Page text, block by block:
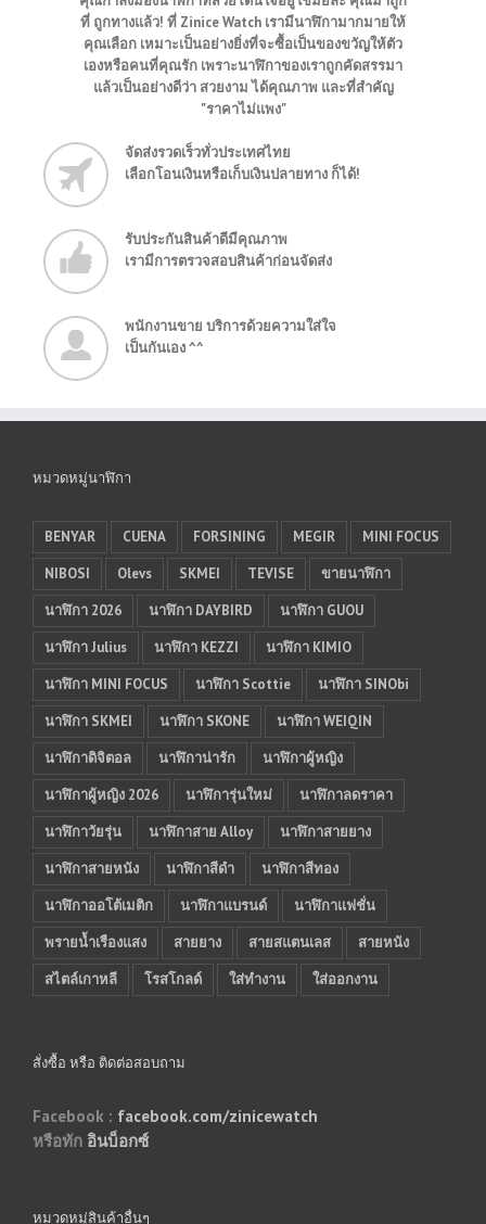
ที่ ถูกทางแล้ว! ที่ Zinice Watch เรามีนาฬิกามากมายให้
คุณเลือก เหมาะเป็นอย่างยิ่งที่จะซื้อเป็นของขวัญให้ตัว
เองหรือคนที่คุณรัก เพราะนาฬิกาของเราถูกคัดสรรมา
แล้วเป็นอย่างดีว่า สวยงาม ได้คุณภาพ และที่สำคัญ
"ราคาไม่แพง"
จัดส่งรวดเร็วทั่วประเทศไทย
เลือกโอนเงินหรือเก็บเงินปลายทาง ก็ได้!
รับประกันสินค้าดีมีคุณภาพ
เรามีการตรวจสอบสินค้าก่อนจัดส่ง
พนักงานขาย บริการด้วยความใส่ใจ
เป็นกันเอง ^^
หมวดหมู่นาฬิกา
BENYAR CUENA FORSINING MEGIR
MINI FOCUS
NIBOSI
Olevs SKMEI TEVISE
ขายนาฬิกา
นาฬิกา 2026
นาฬิกา DAYBIRD
นาฬิกา GUOU
นาฬิกา Julius
นาฬิกา KEZZI
นาฬิกา KIMIO
นาฬิกา MINI FOCUS
นาฬิกา Scottie
นาฬิกา SINObi
นาฬิกา SKMEI
นาฬิกา SKONE
นาฬิกา WEIQIN
นาฬิกาดิจิตอล
นาฬิกาน่ารัก
นาฬิกาผู้หญิง
นาฬิกาผู้หญิง 2026
นาฬิการุ่นใหม่
นาฬิกาลดราคา
นาฬิกาวัยรุ่น
นาฬิกาสาย Alloy
นาฬิกาสายยาง
นาฬิกาสายหนัง
นาฬิกาสีดำ
นาฬิกาสีทอง
นาฬิกาออโต้เมติก
นาฬิกาแบรนด์
นาฬิกาแฟชั่น
พรายน้ำเรืองแสง
สายยาง สายสแตนเลส
สายหนัง
สไตล์เกาหลี
โรสโกลด์ ใส่ทำงาน ใส่ออกงาน
สั่งซื้อ หรือ ติดต่อสอบถาม
Facebook : facebook.com/zinicewatch
หรือทัก อินบ็อกซ์
หมวดหมู่สินค้าอื่นๆ